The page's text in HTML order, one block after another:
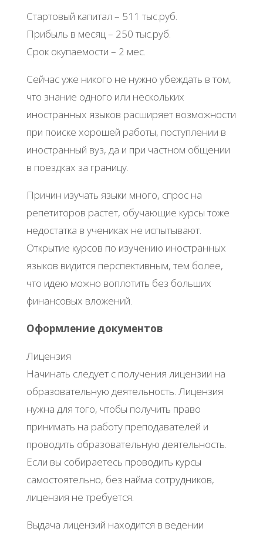
Стартовый капитал – 511 тыс.руб.
Прибыль в месяц – 250 тыс.руб.
Срок окупаемости – 2 мес.
Сейчас уже никого не нужно убеждать в том,
что знание одного или нескольких
иностранных языков расширяет возможности
при поиске хорошей работы, поступлении в
иностранный вуз, да и при частном общении
в поездках за границу.
Причин изучать языки много, спрос на
репетиторов растет, обучающие курсы тоже
недостатка в учениках не испытывают.
Открытие курсов по изучению иностранных
языков видится перспективным, тем более,
что идею можно воплотить без больших
финансовых вложений.
Оформление документов
Лицензия
Начинать следует с получения лицензии на
образовательную деятельность. Лицензия
нужна для того, чтобы получить право
принимать на работу преподавателей и
проводить образовательную деятельность.
Если вы собираетесь проводить курсы
самостоятельно, без найма сотрудников,
лицензия не требуется.
Выдача лицензий находится в ведении